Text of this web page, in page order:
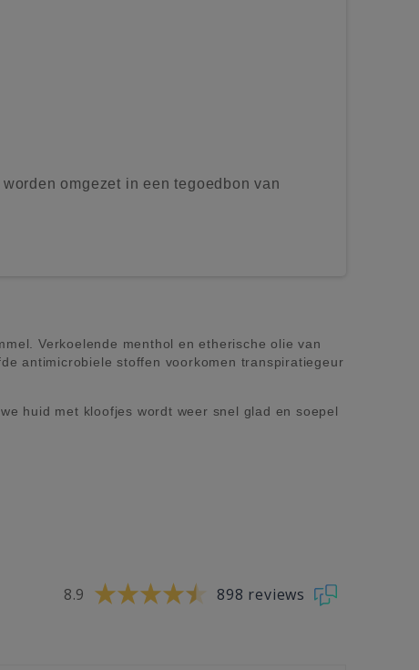
omgezet in een tegoedbon van
Verkoelende menthol en etherische olie van
antimicrobiele stoffen voorkomen transpiratiegeur
huid met kloofjes wordt weer snel glad en soepel
8.9 898 reviews